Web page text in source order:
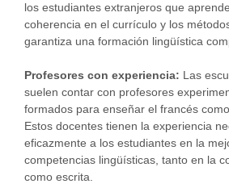
los estudiantes extranjeros que
coherencia en el currículo y los
garantiza una formación lingüística
Profesores con experiencia: Las
suelen contar con profesores
formados para enseñar el francés
Estos docentes tienen la experiencia
eficazmente a los estudiantes en la
competencias lingüísticas, tanto en la
como escrita.